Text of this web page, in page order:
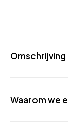
Omschrijving
natural
glow.
Waarom we